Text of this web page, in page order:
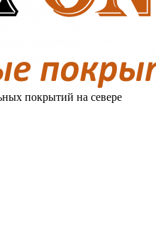
покрытий на севере